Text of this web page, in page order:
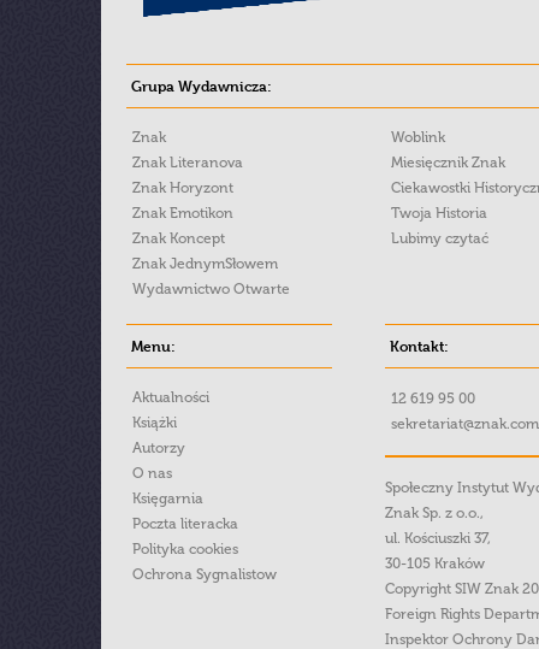
Grupa Wydawnicza:
Znak
Znak Literanova
Znak Horyzont
Znak Emotikon
Znak Koncept
Znak JednymSłowem
Wydawnictwo Otwarte
Woblink
Miesięcznik Znak
Ciekawostki
Twoja Historia
Lubimy czytać
Menu:
Aktualności
Książki
Autorzy
O nas
Księgarnia
Poczta literacka
Polityka cookies
Ochrona Sygnalistow
Kontakt:
12 619 95 00
Społeczny Instytut
Znak Sp. z o.o.,
ul. Kościuszki 37,
30-105 Kraków
Copyright SIW Znak
Foreign Rights
Inspektor Ochrony